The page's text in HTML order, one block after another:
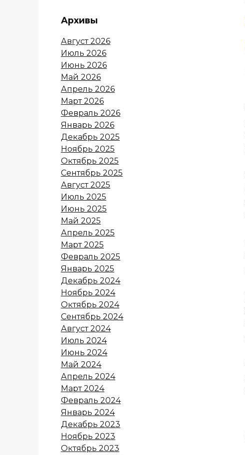
Архивы
Август 2026
Июль 2026
Июнь 2026
Май 2026
Апрель 2026
Март 2026
Февраль 2026
Январь 2026
Декабрь 2025
Ноябрь 2025
Октябрь 2025
Сентябрь 2025
Август 2025
Июль 2025
Июнь 2025
Май 2025
Апрель 2025
Март 2025
Февраль 2025
Январь 2025
Декабрь 2024
Ноябрь 2024
Октябрь 2024
Сентябрь 2024
Август 2024
Июль 2024
Июнь 2024
Май 2024
Апрель 2024
Март 2024
Февраль 2024
Январь 2024
Декабрь 2023
Ноябрь 2023
Октябрь 2023